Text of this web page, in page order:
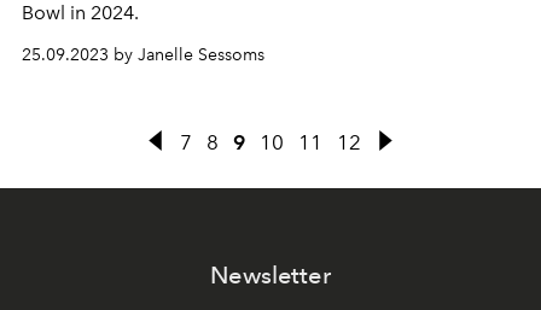
Bowl in 2024.
25.09.2023 by Janelle Sessoms
7 8 9 10 11 12
Newsletter